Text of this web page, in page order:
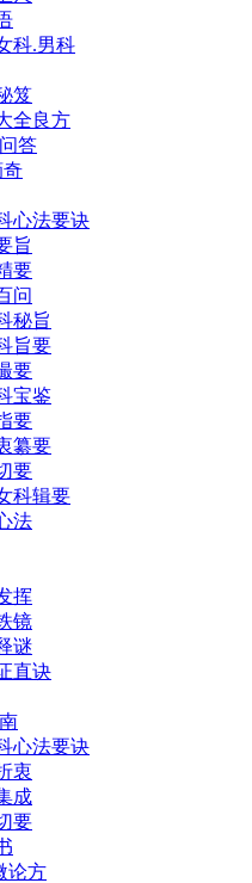
科.男科
笈
全良方
答
奇
心法要诀
旨
要
问
秘旨
旨要
要
宝鉴
要
纂要
要
科辑要
法
挥
镜
谜
直诀
心法要诀
衷
成
要
论方